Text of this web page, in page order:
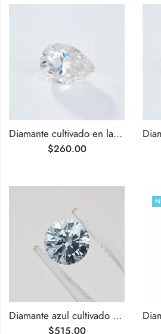
Diamante cultivado en laboratorio de talla pera de 0,90 ct D VS2
$260.00
Diamante azul cultivado en laboratorio de talla brillante redonda de 1,00 quilates
$515.00